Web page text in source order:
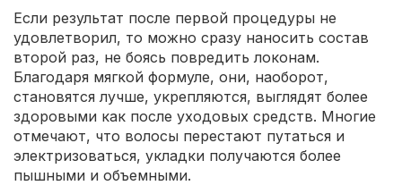
Если результат после первой процедуры не
удовлетворил, то можно сразу наносить состав
второй раз, не боясь повредить локонам.
Благодаря мягкой формуле, они, наоборот,
становятся лучше, укрепляются, выглядят более
здоровыми как после уходовых средств. Многие
отмечают, что волосы перестают путаться и
электризоваться, укладки получаются более
пышными и объемными.